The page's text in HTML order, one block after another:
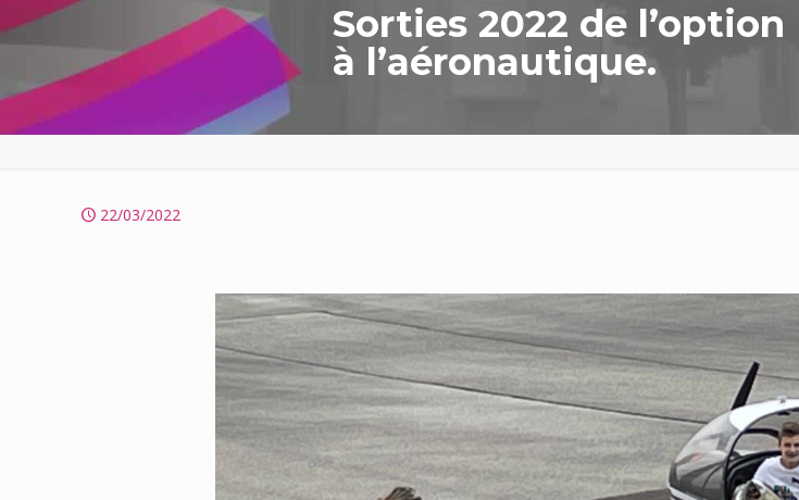
Sorties 2022 de
à l’aéronautique.
22/03/2022